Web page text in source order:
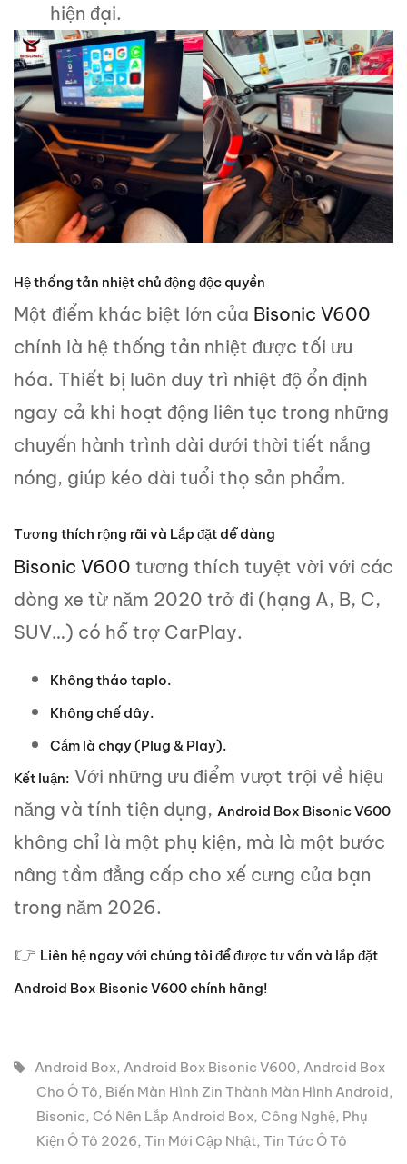
hiện đại.
Hệ thống tản nhiệt chủ động độc quyền
Một điểm khác biệt lớn của Bisonic V600
chính là hệ thống tản nhiệt được tối ưu
hóa. Thiết bị luôn duy trì nhiệt độ ổn định
ngay cả khi hoạt động liên tục trong những
chuyến hành trình dài dưới thời tiết nắng
nóng, giúp kéo dài tuổi thọ sản phẩm.
Tương thích rộng rãi và Lắp đặt dễ dàng
Bisonic V600 tương thích tuyệt vời với các
dòng xe từ năm 2020 trở đi (hạng A, B, C,
SUV…) có hỗ trợ CarPlay.
Không tháo taplo.
Không chế dây.
Cắm là chạy (Plug & Play).
Kết luận: Với những ưu điểm vượt trội về hiệu
năng và tính tiện dụng, Android Box Bisonic V600
không chỉ là một phụ kiện, mà là một bước
nâng tầm đẳng cấp cho xế cưng của bạn
trong năm 2026.
👉 Liên hệ ngay với chúng tôi để được tư vấn và lắp đặt
Android Box Bisonic V600 chính hãng!
Android Box, Android Box Bisonic V600, Android Box
Cho Ô Tô, Biến Màn Hình Zin Thành Màn Hình Android,
Bisonic, Có Nên Lắp Android Box, Công Nghệ, Phụ
Kiện Ô Tô 2026, Tin Mới Cập Nhật, Tin Tức Ô Tô